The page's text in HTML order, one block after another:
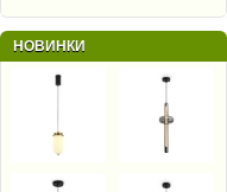
НОВИНКИ